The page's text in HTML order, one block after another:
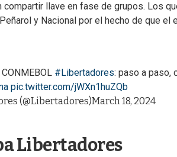
llave en fase de grupos. Los
y Nacional por el hecho de que el
#Libertadores: paso a paso,
pic.twitter.com/jWXn1huZQb
(@Libertadores)March 18, 2024
Libertadores